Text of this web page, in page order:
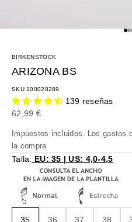
Ir
BIRKENSTOCK
ARIZONA BS
SKU 100028289
139 reseñas
Precio de oferta
62,99 €
Impuestos incluidos. Los gastos
la compra
Talla: EU: 35 | US: 4,0-4,5
35 36 37 38